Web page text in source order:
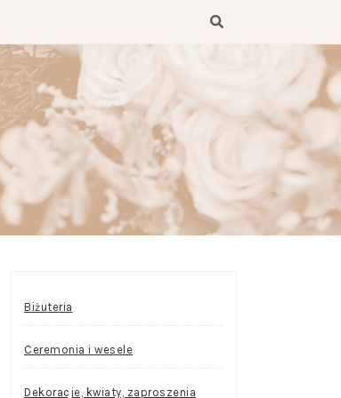
Biżuteria
Ceremonia i wesele
Dekoracje, kwiaty, zaproszenia